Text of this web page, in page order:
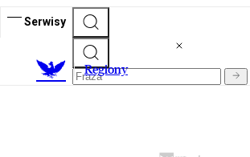
Serwisy
Regiony